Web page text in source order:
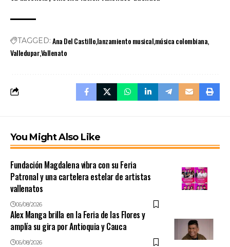
TAGGED: Ana Del Castillolanzamiento musicalmúsica colombiana
ValleduparVallenato
You Might Also Like
Fundación Magdalena vibra con su Feria
Patronal y una cartelera estelar de artistas
vallenatos
06/08/2026
Alex Manga brilla en la Feria de las Flores y
amplía su gira por Antioquia y Cauca
06/08/2026